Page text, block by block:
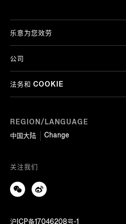
REGION/LANGUAGE
中国大陆
Change
乐意为您效劳
公司
法务和 COOKIE
关注我们
沪ICP备17046208号-1